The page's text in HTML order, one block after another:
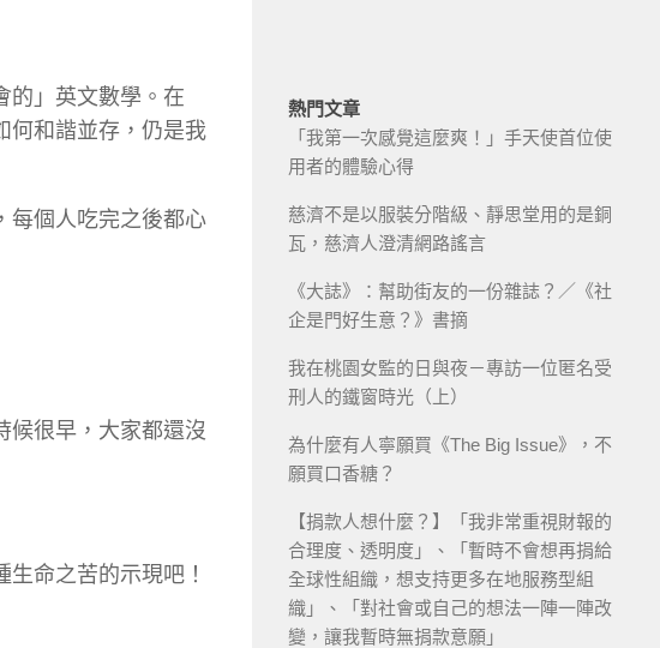
的」英文數學。在
何和諧並存，仍是我
每個人吃完之後都心
候很早，大家都還沒
命之苦的示現吧！
熱門文章
「我第一次感覺這麼爽！」手天使首位使
用者的體驗心得
慈濟不是以服裝分階級、靜思堂用的是銅
瓦，慈濟人澄清網路謠言
《大誌》：幫助街友的一份雜誌？／《社
企是門好生意？》書摘
我在桃園女監的日與夜－專訪一位匿名受
刑人的鐵窗時光（上）
為什麼有人寧願買《The Big Issue》，不
願買口香糖？
【捐款人想什麼？】「我非常重視財報的
合理度、透明度」、「暫時不會想再捐給
全球性組織，想支持更多在地服務型組
織」、「對社會或自己的想法一陣一陣改
變，讓我暫時無捐款意願」